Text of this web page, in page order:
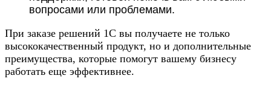
вопросами или проблемами.
При заказе решений 1С вы получаете не только
высококачественный продукт, но и дополнительные
преимущества, которые помогут вашему бизнесу
работать еще эффективнее.